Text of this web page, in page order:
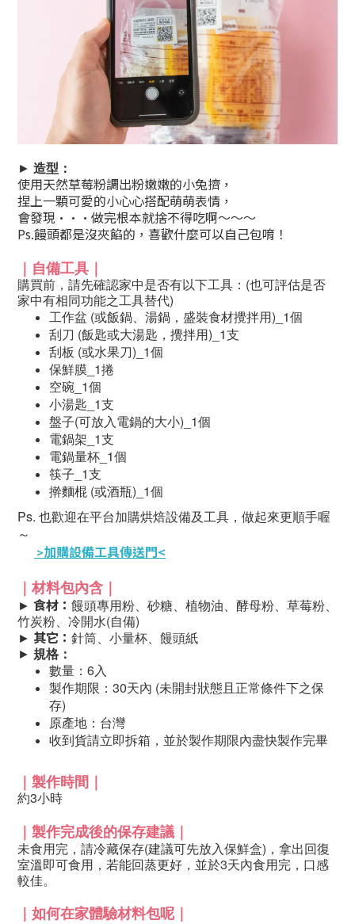
► 造型：
使用天然草莓粉調出粉嫩嫩的小兔擠，
捏上一顆可愛的小心心搭配萌萌表情，
會發現···做完根本就捨不得吃啊～～～
Ps.饅頭都是沒夾餡的，喜歡什麼可以自己包唷！
｜自備工具 ｜
購買前，請先確認家中是否有以下工具：(也可評估是否
家中有相同功能之工具替代)
工作盆 (或飯鍋、湯鍋，盛裝食材攪拌用)_1個
刮刀 (飯匙或大湯匙，攪拌用)_1支
刮板 (或水果刀)_1個
保鮮膜_1捲
空碗_1個
小湯匙_1支
盤子(可放入電鍋的大小)_1個
電鍋架_1支
電鍋量杯_1個
筷子_1支
擀麵棍 (或酒瓶)_1個
Ps. 也歡迎在平台加購烘焙設備及工具，做起來更順手喔
～
>加購設備工具傳送門<
｜材料包內含 ｜
► 食材： 饅頭專用粉、砂糖、植物油、酵母粉、草莓粉、
竹炭粉、冷開水(自備)
► 其它： 針筒、小量杯、饅頭紙
► 規格：
數量：6入
製作期限：30天內 (未開封狀態且正常條件下之保
存)
原產地：台灣
收到貨請立即拆箱，並於製作期限內盡快製作完畢
｜ 製作時間 ｜
約3小時
｜ 製作完成後的保存建議 ｜
未食用完，請冷藏保存(建議可先放入保鮮盒)，拿出回復
室溫即可食用，若能回蒸更好，並於3天內食用完，口感
較佳。
｜ 如何在家體驗材料包呢｜